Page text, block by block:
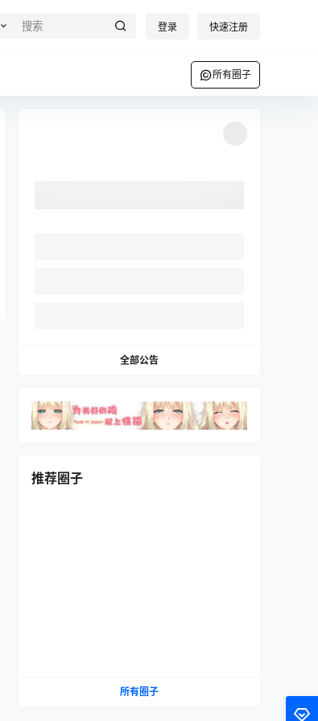
登录 快速注册
所有圈子
全部公告
推荐圈子
所有圈子